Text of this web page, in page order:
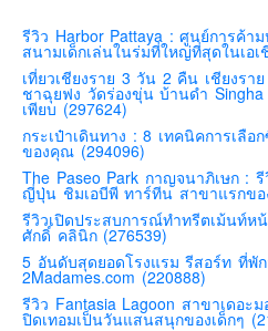
โปรตุเกส
สเปน
โครเอเชีย
สโลเวเนีย
มอนเตรเนโกร
บอสเนียและเฮอร์เซโกวีน่า
ญี่ปุ่น
คันโต-โตเกียวและรอบๆ
คันไซ-โอซาก้า เกียวโต
รีวิว Harbor Pattaya : ศูนย์การค้า
สนามเด็กเล่นในร่มที่ใหญ่ที่สุดในเอเ
เที่ยวเชียงราย 3 วัน 2 คืน เชียงรา
ชาฉุยฟง วัดร่องขุ่น บ้านดำ
เพียบ (297624)
กระเป๋าเดินทาง : 8 เทคนิคการเลือ
ของคุณ (294096)
The Paseo Park กาญจนาภิเษก :
ญี่ปุ่น ชิมเอบีพี ทาร์ทีน สาขาแรกขอ
รีวิวเปิดประสบการณ์ทำทรีตเม้นท์ห
ศักดิ์ คลินิก (276539)
5 อันดับสุดยอดโรงแรม รีสอร์ท ที่พั
2Madames.com (220888)
รีวิว Fantasia Lagoon สาขาเดอะ
ปิดเทอมเป็นวันแสนสนุกของเด็กๆ